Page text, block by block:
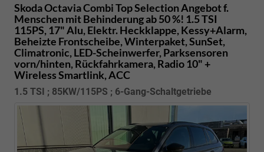
Skoda Octavia CombiTop Selection Angebot f.
Menschen mit Behinderung ab 50 %! 1.5 TSI
115PS, 17" Alu, Elektr. Heckklappe, Kessy+Alarm,
Beheizte Frontscheibe, Winterpaket, SunSet,
Climatronic, LED-Scheinwerfer, Parksensoren
vorn/hinten, Rückfahrkamera, Radio 10" +
Wireless Smartlink, ACC
1.5 TSI ; 85KW/115PS ; 6-Gang-Schaltgetriebe